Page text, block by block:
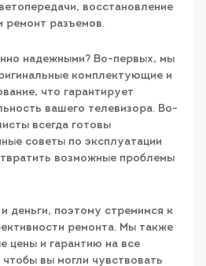
восстановление
ремонт разъемов.
надежными? Во-первых, мы
комплектующие и
что гарантирует
вашего телевизора. Во-
всегда готовы
советы по эксплуатации
возможные проблемы
деньги, поэтому стремимся к
ремонта. Мы также
цены и гарантию на все
вы могли чувствовать